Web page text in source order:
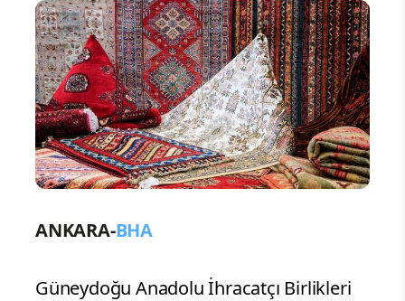
ANKARA-BHA
Güneydoğu Anadolu İhracatçı Birlikleri